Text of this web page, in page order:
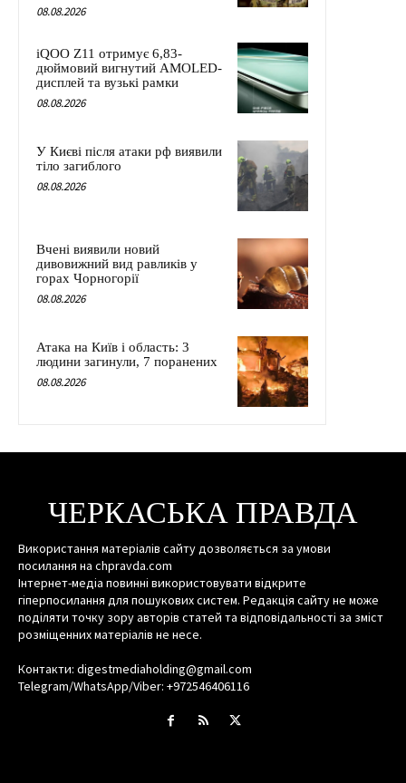
08.08.2026
iQOO Z11 отримує 6,83-
дюймовий вигнутий AMOLED-
дисплей та вузькі рамки
08.08.2026
У Києві після атаки рф виявили
тіло загиблого
08.08.2026
Вчені виявили новий
дивовижний вид равликів у
горах Чорногорії
08.08.2026
Атака на Київ і область: 3
людини загинули, 7 поранених
08.08.2026
ЧЕРКАСЬКА ПРАВДА
Використання матеріалів сайту дозволяється за умови
посилання на chpravda.com
Інтернет-медіа повинні використовувати відкрите
гіперпосилання для пошукових систем. Редакція сайту не може
поділяти точку зору авторів статей та відповідальності за зміст
розміщенних матеріалів не несе.
Контакти: digestmediaholding@gmail.com
Telegram/WhatsApp/Viber: +972546406116